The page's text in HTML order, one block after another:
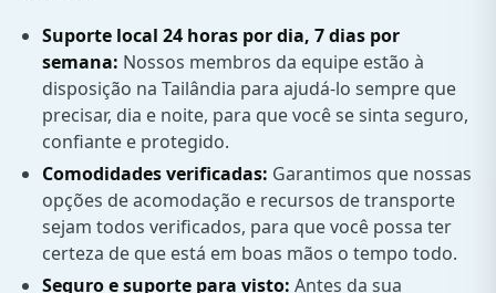
Suporte local 24 horas por dia, 7 dias por
semana: Nossos membros da equipe estão à
disposição na Tailândia para ajudá-lo sempre que
precisar, dia e noite, para que você se sinta seguro,
confiante e protegido.
Comodidades verificadas: Garantimos que nossas
opções de acomodação e recursos de transporte
sejam todos verificados, para que você possa ter
certeza de que está em boas mãos o tempo todo.
Seguro e suporte para visto: Antes da sua